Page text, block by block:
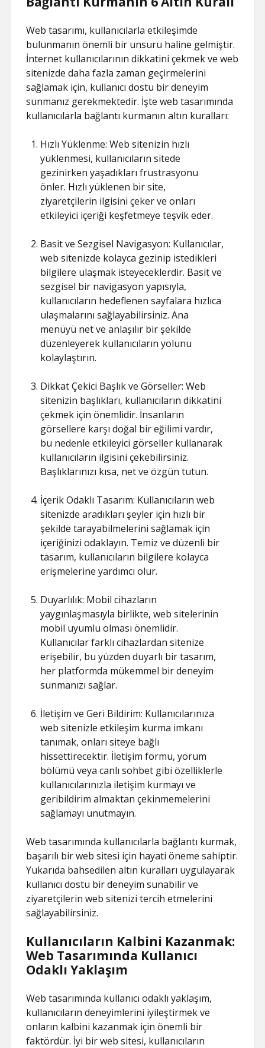
Web tasarımı, kullanıcılarla etkileşimde
bulunmanın önemli bir unsuru haline gelmiştir.
İnternet kullanıcılarının dikkatini çekmek ve web
sitenizde daha fazla zaman geçirmelerini
sağlamak için, kullanıcı dostu bir deneyim
sunmanız gerekmektedir. İşte web tasarımında
kullanıcılarla bağlantı kurmanın altın kuralları:
Hızlı Yüklenme: Web sitenizin hızlı
yüklenmesi, kullanıcıların sitede
gezinirken yaşadıkları frustrasyonu
önler. Hızlı yüklenen bir site,
ziyaretçilerin ilgisini çeker ve onları
etkileyici içeriği keşfetmeye teşvik eder.
Basit ve Sezgisel Navigasyon: Kullanıcılar,
web sitenizde kolayca gezinip istedikleri
bilgilere ulaşmak isteyeceklerdir. Basit ve
sezgisel bir navigasyon yapısıyla,
kullanıcıların hedeflenen sayfalara hızlıca
ulaşmalarını sağlayabilirsiniz. Ana
menüyü net ve anlaşılır bir şekilde
düzenleyerek kullanıcıların yolunu
kolaylaştırın.
Dikkat Çekici Başlık ve Görseller: Web
sitenizin başlıkları, kullanıcıların dikkatini
çekmek için önemlidir. İnsanların
görsellere karşı doğal bir eğilimi vardır,
bu nedenle etkileyici görseller kullanarak
kullanıcıların ilgisini çekebilirsiniz.
Başlıklarınızı kısa, net ve özgün tutun.
İçerik Odaklı Tasarım: Kullanıcıların web
sitenizde aradıkları şeyler için hızlı bir
şekilde tarayabilmelerini sağlamak için
içeriğinizi odaklayın. Temiz ve düzenli bir
tasarım, kullanıcıların bilgilere kolayca
erişmelerine yardımcı olur.
Duyarlılık: Mobil cihazların
yaygınlaşmasıyla birlikte, web sitelerinin
mobil uyumlu olması önemlidir.
Kullanıcılar farklı cihazlardan sitenize
erişebilir, bu yüzden duyarlı bir tasarım,
her platformda mükemmel bir deneyim
sunmanızı sağlar.
İletişim ve Geri Bildirim: Kullanıcılarınıza
web sitenizle etkileşim kurma imkanı
tanımak, onları siteye bağlı
hissettirecektir. İletişim formu, yorum
bölümü veya canlı sohbet gibi özelliklerle
kullanıcılarınızla iletişim kurmayı ve
geribildirim almaktan çekinmemelerini
sağlamayı unutmayın.
Web tasarımında kullanıcılarla bağlantı kurmak,
başarılı bir web sitesi için hayati öneme sahiptir.
Yukarıda bahsedilen altın kuralları uygulayarak
kullanıcı dostu bir deneyim sunabilir ve
ziyaretçilerin web sitenizi tercih etmelerini
sağlayabilirsiniz.
Kullanıcıların Kalbini Kazanmak:
Web Tasarımında Kullanıcı
Odaklı Yaklaşım
Web tasarımında kullanıcı odaklı yaklaşım,
kullanıcıların deneyimlerini iyileştirmek ve
onların kalbini kazanmak için önemli bir
faktördür. İyi bir web sitesi, kullanıcıların